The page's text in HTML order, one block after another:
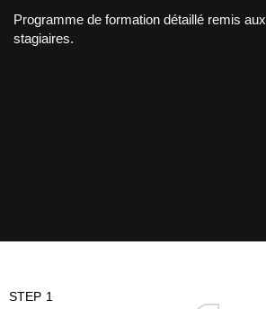
Programme de formation détaillé remis aux
stagiaires.
STEP 1